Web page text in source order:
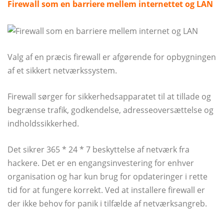
Firewall som en barriere mellem internettet og LAN
Valg af en præcis firewall er afgørende for opbygningen
af ​​et sikkert netværkssystem.
Firewall sørger for sikkerhedsapparatet til at tillade og
begrænse trafik, godkendelse, adresseoversættelse og
indholdssikkerhed.
Det sikrer 365 * 24 * 7 beskyttelse af netværk fra
hackere. Det er en engangsinvestering for enhver
organisation og har kun brug for opdateringer i rette
tid for at fungere korrekt. Ved at installere firewall er
der ikke behov for panik i tilfælde af netværksangreb.